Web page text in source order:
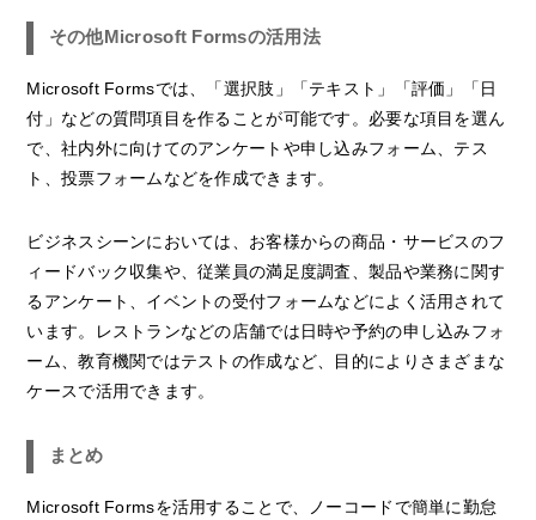
その他Microsoft Formsの活用法
Microsoft Formsでは、「選択肢」「テキスト」「評価」「日
付」などの質問項目を作ることが可能です。必要な項目を選ん
で、社内外に向けてのアンケートや申し込みフォーム、テス
ト、投票フォームなどを作成できます。
ビジネスシーンにおいては、お客様からの商品・サービスのフ
ィードバック収集や、従業員の満足度調査、製品や業務に関す
るアンケート、イベントの受付フォームなどによく活用されて
います。レストランなどの店舗では日時や予約の申し込みフォ
ーム、教育機関ではテストの作成など、目的によりさまざまな
ケースで活用できます。
まとめ
Microsoft Formsを活用することで、ノーコードで簡単に勤怠